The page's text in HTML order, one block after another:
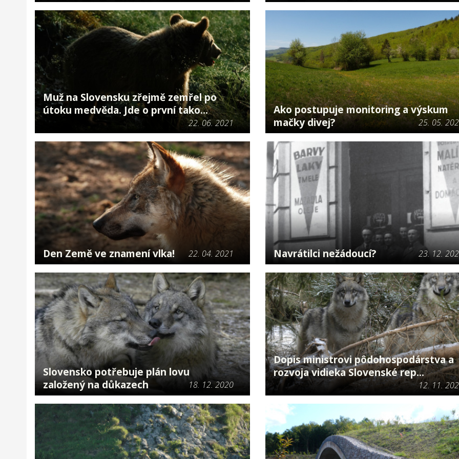
Muž na Slovensku zřejmě zemřel po
útoku medvěda. Jde o první tako...
22. 06. 2021
Ako postupuje monitoring a výskum
mačky divej?
25. 05.
Den Země ve znamení vlka! 22. 04. 2021 Navrátilci nežádoucí? 23. 12.
Slovensko potřebuje plán lovu
založený na důkazech
18. 12. 2020
Dopis ministrovi pôdohospodárstva a
rozvoja vidieka Slovenské rep...
12. 11.